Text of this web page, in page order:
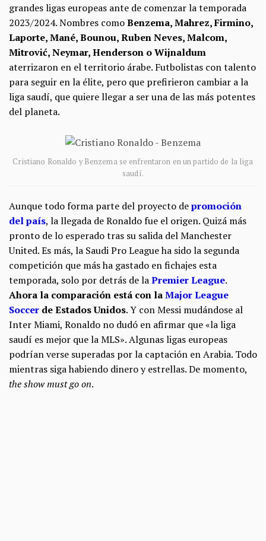
grandes ligas europeas ante de comenzar la temporada
2023/2024. Nombres comoBenzema, Mahrez, Firmino,
Laporte, Mané, Bounou, Ruben Neves, Malcom,
Mitrović, Neymar, Henderson o Wijnaldum
aterrizaron en el territorio árabe. Futbolistas con talento
para seguir en la élite, pero que prefirieron cambiar a la
liga saudí, que quiere llegar a ser una de las más potentes
del planeta.
Cristiano Ronaldo y Benzema se enfrentaron en un partido de la liga
saudí.
Aunque todo forma parte del proyecto depromoción
del país, la llegada de Ronaldo fue el origen. Quizá más
pronto de lo esperado tras su salida del Manchester
United. Es más, la Saudi Pro League ha sido la segunda
competición que más ha gastado en fichajes esta
temporada, solo por detrás de laPremier League.
Ahora la comparación está con laMajor League
Soccer de Estados Unidos. Y con Messi mudándose al
Inter Miami, Ronaldo no dudó en afirmar que «la liga
saudí es mejor que la MLS». Algunas ligas europeas
podrían verse superadas por la captación en Arabia. Todo
mientras siga habiendo dinero y estrellas. De momento,
the show must go on.